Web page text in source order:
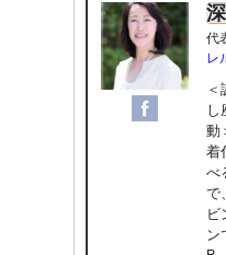
代
レ
動
着
べ
で
ビ
ン